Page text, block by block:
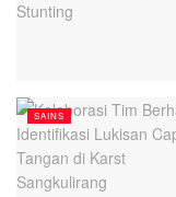
SAINS